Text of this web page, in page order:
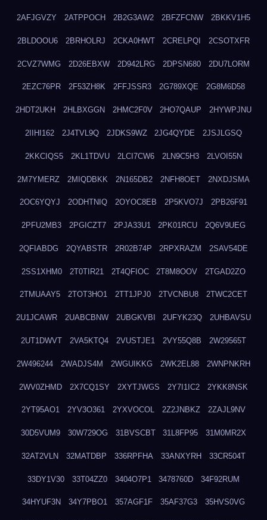
2AFJGVZY 2ATPPOCH 2B2G3AW2 2BFZFCNW 2BKKV1H5
2BLDOOU6 2BRHOLRJ 2CKA0HWT 2CRELPQI 2CSOTXFR
2CVZ7WMG 2D26EBXW 2D942LRG 2DPSN680 2DU7LORM
2EZC76PR 2F53ZH8K 2FFJSSR3 2G789XQE 2G8M6D58
2HDT2UKH 2HLBXGGN 2HMC2F0V 2HO7QAUP 2HYWPJNU
2IIHI162 2J4TVL9Q 2JDKS9WZ 2JG4QYDE 2JSJLGSQ
2KKCIQS5 2KL1TDVU 2LCI7CW6 2LN9C5H3 2LVOI55N
2M7YMERZ 2MIQDBKK 2N165DB2 2NFH8OET 2NXDJSMA
2OC6YQYJ 2ODHTNIQ 2OYOC8EB 2P5KVO7J 2PB26F91
2PFU2MB3 2PGICZT7 2PJA33U1 2PK01RCU 2Q6V9UEG
2QFIABDG 2QYABSTR 2R02B74P 2RPXRAZM 2SAV54DE
2SS1XHM0 2T0TIR21 2T4QFIOC 2T8M8OOV 2TGAD2ZO
2TMUAAY5 2TOT3HO1 2TT1JPJ0 2TVCNBU8 2TWC2CET
2U1JCAWR 2UABCBNW 2UBGKVBI 2UFYK23Q 2UHBAVSU
2UT1DWVT 2VA5KTQ4 2VUSTJE1 2VY55Q8B 2W29565T
2W496244 2WADJS4M 2WGUIKKG 2WK2EL88 2WNPNKRH
2WV0ZHMD 2X7CQ1SY 2XYTJWGS 2Y7I1IC2 2YKK8NSK
2YT95AO1 2YV3O361 2YXVOCOL 2Z2JNBKZ 2ZAJL9NV
30D5VUM9 30W729OG 31BVSCBT 31L8FP95 31M0MR2X
32AT2VLN 32MATDBP 336RPFHA 33ANXYRH 33CR504T
33DY1V30 33T04ZZ0 3404O7P1 3478760D 34F92RUM
34HYUF3N 34Y7PBO1 357AGF1F 35AF37G3 35HVS0VG